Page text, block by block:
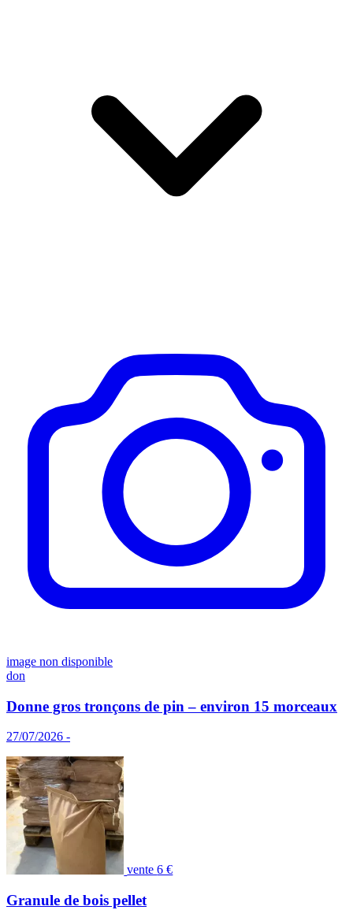
image non disponible
don
Donne gros tronçons de pin – environ 15 morceaux
27/07/2026 -
vente6 €
Granule de bois pellet